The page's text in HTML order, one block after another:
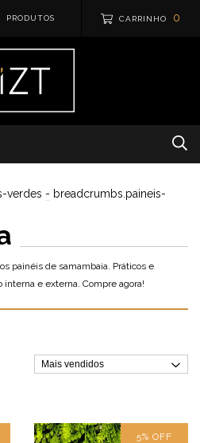
PRODUTOS CARRINHO 0
verdes - breadcrumbs.paineis-
painéis de samambaia. Práticos e
e externa. Compre agora!
5% OFF